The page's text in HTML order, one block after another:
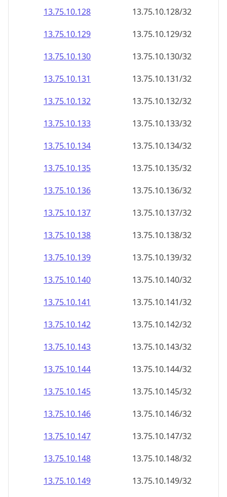
13.75.10.128
13.75.10.128/32
13.75.10.129
13.75.10.129/32
13.75.10.130
13.75.10.130/32
13.75.10.131
13.75.10.131/32
13.75.10.132
13.75.10.132/32
13.75.10.133
13.75.10.133/32
13.75.10.134
13.75.10.134/32
13.75.10.135
13.75.10.135/32
13.75.10.136
13.75.10.136/32
13.75.10.137
13.75.10.137/32
13.75.10.138
13.75.10.138/32
13.75.10.139
13.75.10.139/32
13.75.10.140
13.75.10.140/32
13.75.10.141
13.75.10.141/32
13.75.10.142
13.75.10.142/32
13.75.10.143
13.75.10.143/32
13.75.10.144
13.75.10.144/32
13.75.10.145
13.75.10.145/32
13.75.10.146
13.75.10.146/32
13.75.10.147
13.75.10.147/32
13.75.10.148
13.75.10.148/32
13.75.10.149
13.75.10.149/32